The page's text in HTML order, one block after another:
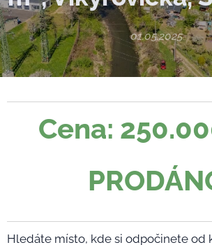
01.05.2025
Cena:
Hledáte místo, kde si odpočinete od